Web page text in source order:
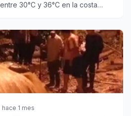
30°C y 36°C en la costa
hace 1 mes